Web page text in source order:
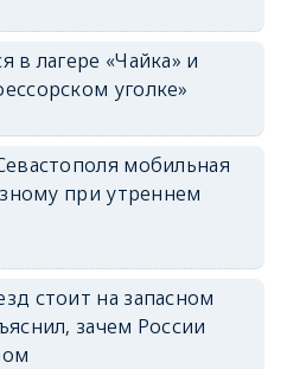
в лагере «Чайка» и
уголке»
мобильная
при утреннем
стоит на запасном
зачем России